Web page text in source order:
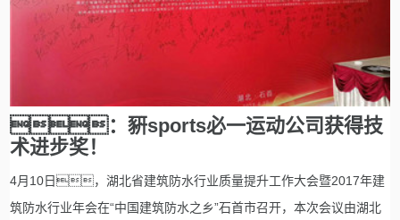
：豣sports必一运动公司获得技
术进步奖！
4月10日，湖北省建筑防水行业质量提升工作大会暨2017年建
筑防水行业年会在“中国建筑防水之乡”石首市召开，本次会议由湖北